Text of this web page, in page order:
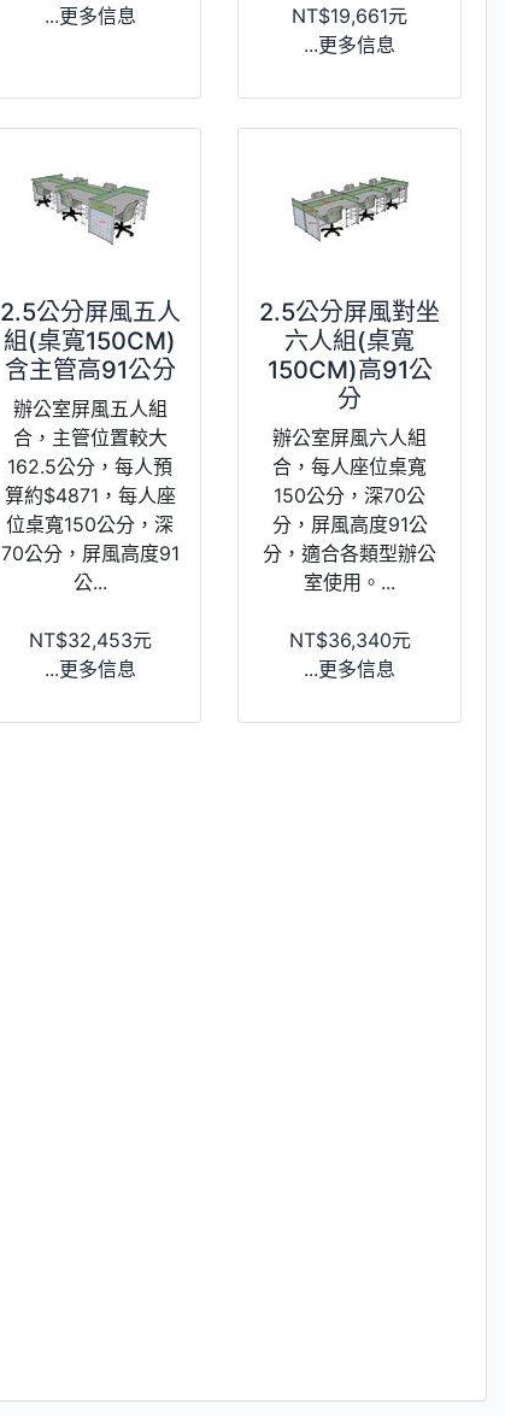
...更多信息
NT$19,661元
...更多信息
2.5公分屏風五人
組(桌寬150CM)
含主管高91公分
辦公室屏風五人組
合，主管位置較大
162.5公分，每人預
算約$4871，每人座
位桌寬150公分，深
70公分，屏風高度91
公...
NT$32,453元
...更多信息
2.5公分屏風對坐
六人組(桌寬
150CM)高91公
分
辦公室屏風六人組
合，每人座位桌寬
150公分，深70公
分，屏風高度91公
分，適合各類型辦公
室使用。...
NT$36,340元
...更多信息